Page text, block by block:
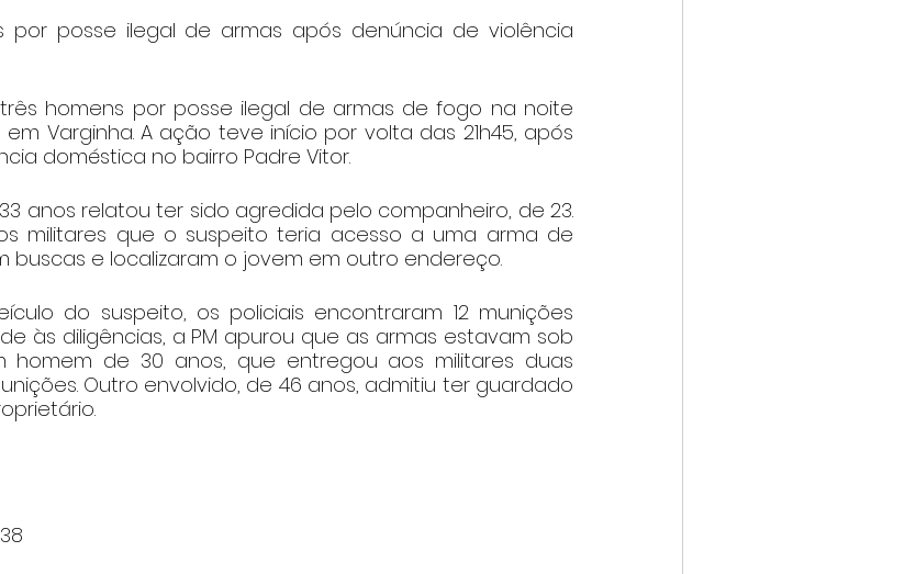
por posse ilegal de armas após denúncia de violência
três homens por posse ilegal de armas de fogo na noite
Varginha. A ação teve início por volta das 21h45, após
doméstica no bairro Padre Vitor.
anos relatou ter sido agredida pelo companheiro, de 23.
militares que o suspeito teria acesso a uma arma de
buscas e localizaram o jovem em outro endereço.
do suspeito, os policiais encontraram 12 munições
às diligências, a PM apurou que as armas estavam sob
homem de 30 anos, que entregou aos militares duas
Outro envolvido, de 46 anos, admitiu ter guardado